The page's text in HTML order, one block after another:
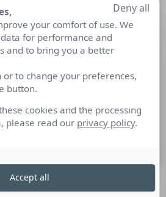
voyageur un
»
Général de Grandir Aventure
une association de tourisme
your comfort of use. We
for performance and
and to bring you a better
to change your preferences,
button.
cookies and the processing
please read our privacy policy.
Deny all
Accept all